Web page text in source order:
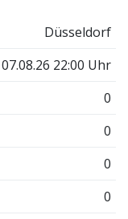
Düsseldorf
07.08.26 22:00 Uhr
0
0
0
0